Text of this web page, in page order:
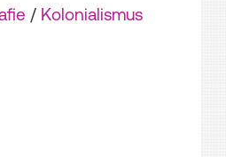
/ Kolonialismus